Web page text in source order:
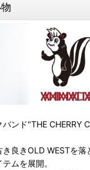
ンド"THE CHERRY
良きOLD WESTを落
ムを展開。